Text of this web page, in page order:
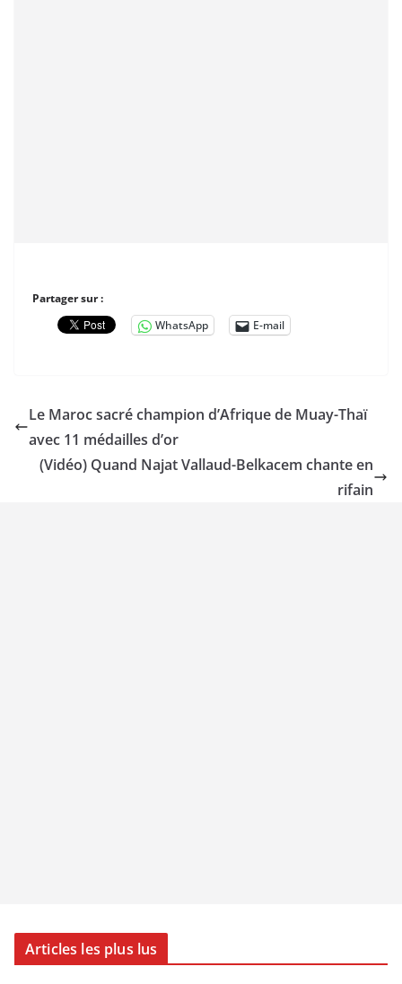
Partager sur :
WhatsApp
E-mail
Le Maroc sacré champion d’Afrique de Muay-Thaï
avec 11 médailles d’or
(Vidéo) Quand Najat Vallaud-Belkacem chante en
rifain
Articles les plus lus